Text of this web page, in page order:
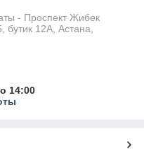
- Проспект Жибек
12А, Астана,
14:00